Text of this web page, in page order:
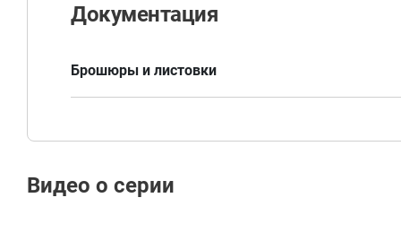
Документация
Брошюры и листовки
Видео о серии